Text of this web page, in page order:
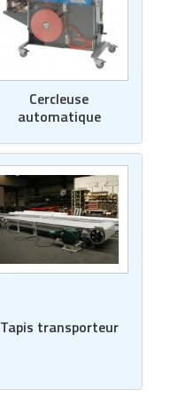
Cercleuse
automatique
Tapis transporteur